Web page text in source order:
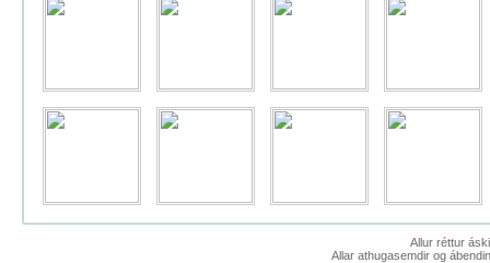
Allur réttur
Allar athugasemdir og